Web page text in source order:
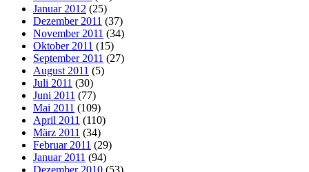
Januar 2012 (25)
Dezember 2011 (37)
November 2011 (34)
Oktober 2011 (15)
September 2011 (27)
August 2011 (5)
Juli 2011 (30)
Juni 2011 (77)
Mai 2011 (109)
April 2011 (110)
März 2011 (34)
Februar 2011 (29)
Januar 2011 (94)